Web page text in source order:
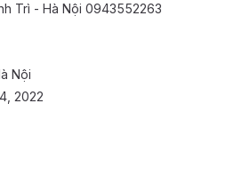
Trì - Hà Nội 0943552263
Nội
2022